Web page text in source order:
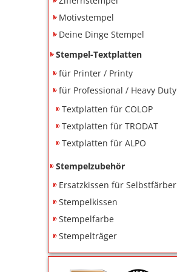
Motivstempel
Deine Dinge Stempel
Stempel-Textplatten
für Printer / Printy
für Professional / Heavy Duty
Textplatten für COLOP
Textplatten für TRODAT
Textplatten für ALPO
Stempelzubehör
Ersatzkissen für Selbstfärber
Stempelkissen
Stempelfarbe
Stempelträger